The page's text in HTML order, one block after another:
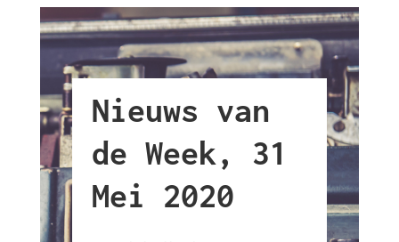
Nieuws van
de Week, 31
Mei 2020